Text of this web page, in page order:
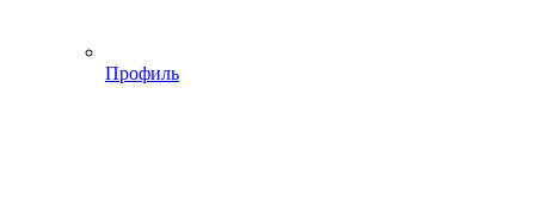
Профиль